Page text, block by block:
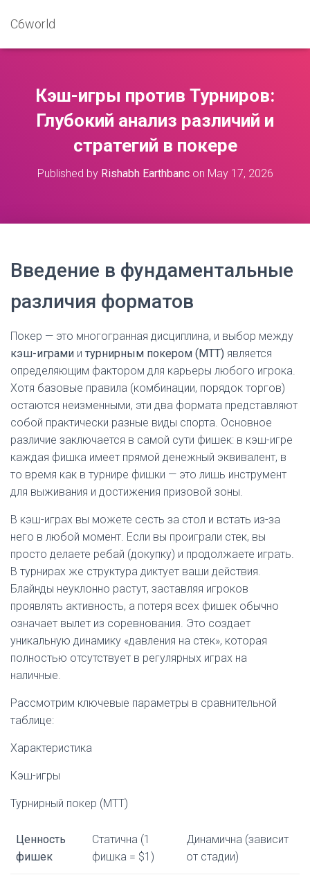
C6world
Кэш-игры против Турниров:
Глубокий анализ различий и
стратегий в покере
Published by Rishabh Earthbancon May 17, 2026
Введение в фундаментальные
различия форматов
Покер — это многогранная дисциплина, и выбор между
кэш-играми и турнирным покером (MTT) является
определяющим фактором для карьеры любого игрока.
Хотя базовые правила (комбинации, порядок торгов)
остаются неизменными, эти два формата представляют
собой практически разные виды спорта. Основное
различие заключается в самой сути фишек: в кэш-игре
каждая фишка имеет прямой денежный эквивалент, в
то время как в турнире фишки — это лишь инструмент
для выживания и достижения призовой зоны.
В кэш-играх вы можете сесть за стол и встать из-за
него в любой момент. Если вы проиграли стек, вы
просто делаете ребай (докупку) и продолжаете играть.
В турнирах же структура диктует ваши действия.
Блайнды неуклонно растут, заставляя игроков
проявлять активность, а потеря всех фишек обычно
означает вылет из соревнования. Это создает
уникальную динамику «давления на стек», которая
полностью отсутствует в регулярных играх на
наличные.
Рассмотрим ключевые параметры в сравнительной
таблице:
Характеристика
Кэш-игры
Турнирный покер (MTT)
Ценность
фишек
Статична (1
фишка = $1)
Динамична (зависит
от стадии)